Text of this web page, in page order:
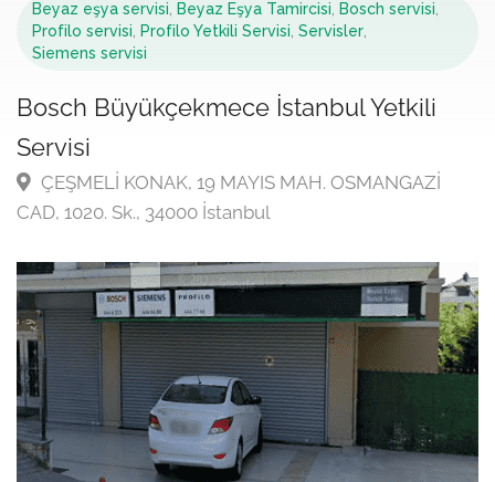
Beyaz eşya servisi Beyaz Eşya Tamircisi Bosch servisi
Profilo servisi
Profilo Yetkili Servisi Servisler
Siemens servisi
Bosch Büyükçekmece İstanbul Yetkili
Servisi
ÇEŞMELİ KONAK, 19 MAYIS MAH. OSMANGAZİ
CAD, 1020. Sk., 34000 İstanbul